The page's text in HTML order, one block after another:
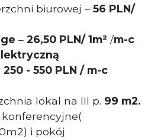
biurowej – 56 PLN/
– 26,50 PLN/ 1m² /m-c
250 - 550 PLN / m-c
lokal na III p. 99 m2.
i pokój